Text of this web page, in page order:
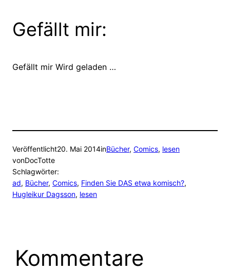
Gefällt mir:
Gefällt mir Wird geladen …
Veröffentlicht20. Mai 2014inBücher, Comics, lesen
vonDocTotte
Schlagwörter:
ad, Bücher, Comics, Finden Sie DAS etwa komisch?
Hugleikur Dagsson, lesen
Kommentare